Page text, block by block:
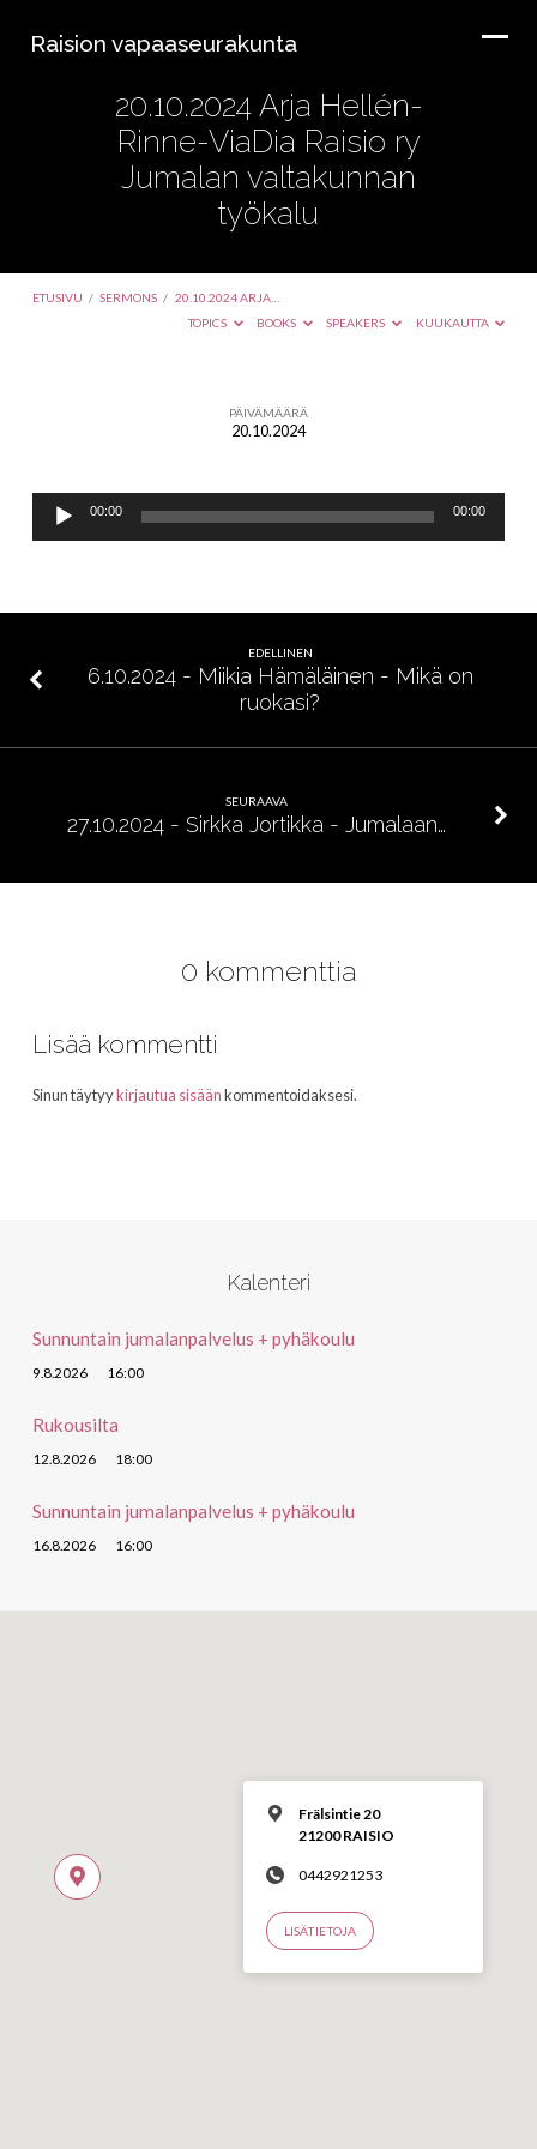
Raision vapaaseurakunta
20.10.2024 Arja Hellén-
Rinne-ViaDia Raisio ry
Jumalan valtakunnan
työkalu
ETUSIVU / SERMONS / 20.10.2024 ARJA…
TOPICS
BOOKS SPEAKERS KUUKAUTTA
Hellén-
Rinne-
Raisio
Jumalan
työkalu
PÄIVÄMÄÄRÄ
20.10.2024
Äänitoistin
00:00 00:00
EDELLINEN
6.10.2024 - Miikia Hämäläinen - Mikä on
ruokasi?
SEURAAVA
27.10.2024 - Sirkka Jortikka - Jumalaan…
0 kommenttia
Lisää kommentti
Sinun täytyykirjautua sisäänkommentoidaksesi.
Kalenteri
Sunnuntain jumalanpalvelus + pyhäkoulu
9.8.2026 16:00
Rukousilta
12.8.2026 18:00
Sunnuntain jumalanpalvelus + pyhäkoulu
16.8.2026 16:00
Frälsintie 20
21200 RAISIO
0442921253
LISÄTIETOJA